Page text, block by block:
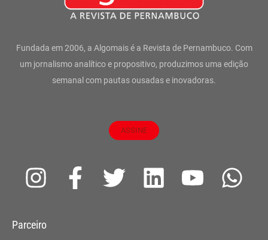
Fundada em 2006, a Algomais é a Revista de Pernambuco. Com
um jornalismo analítico e propositivo, produzimos uma edição
semanal com pautas ousadas e inovadoras.
ASSINE
I
s
F
a
T
L
Y
W
Parceiro